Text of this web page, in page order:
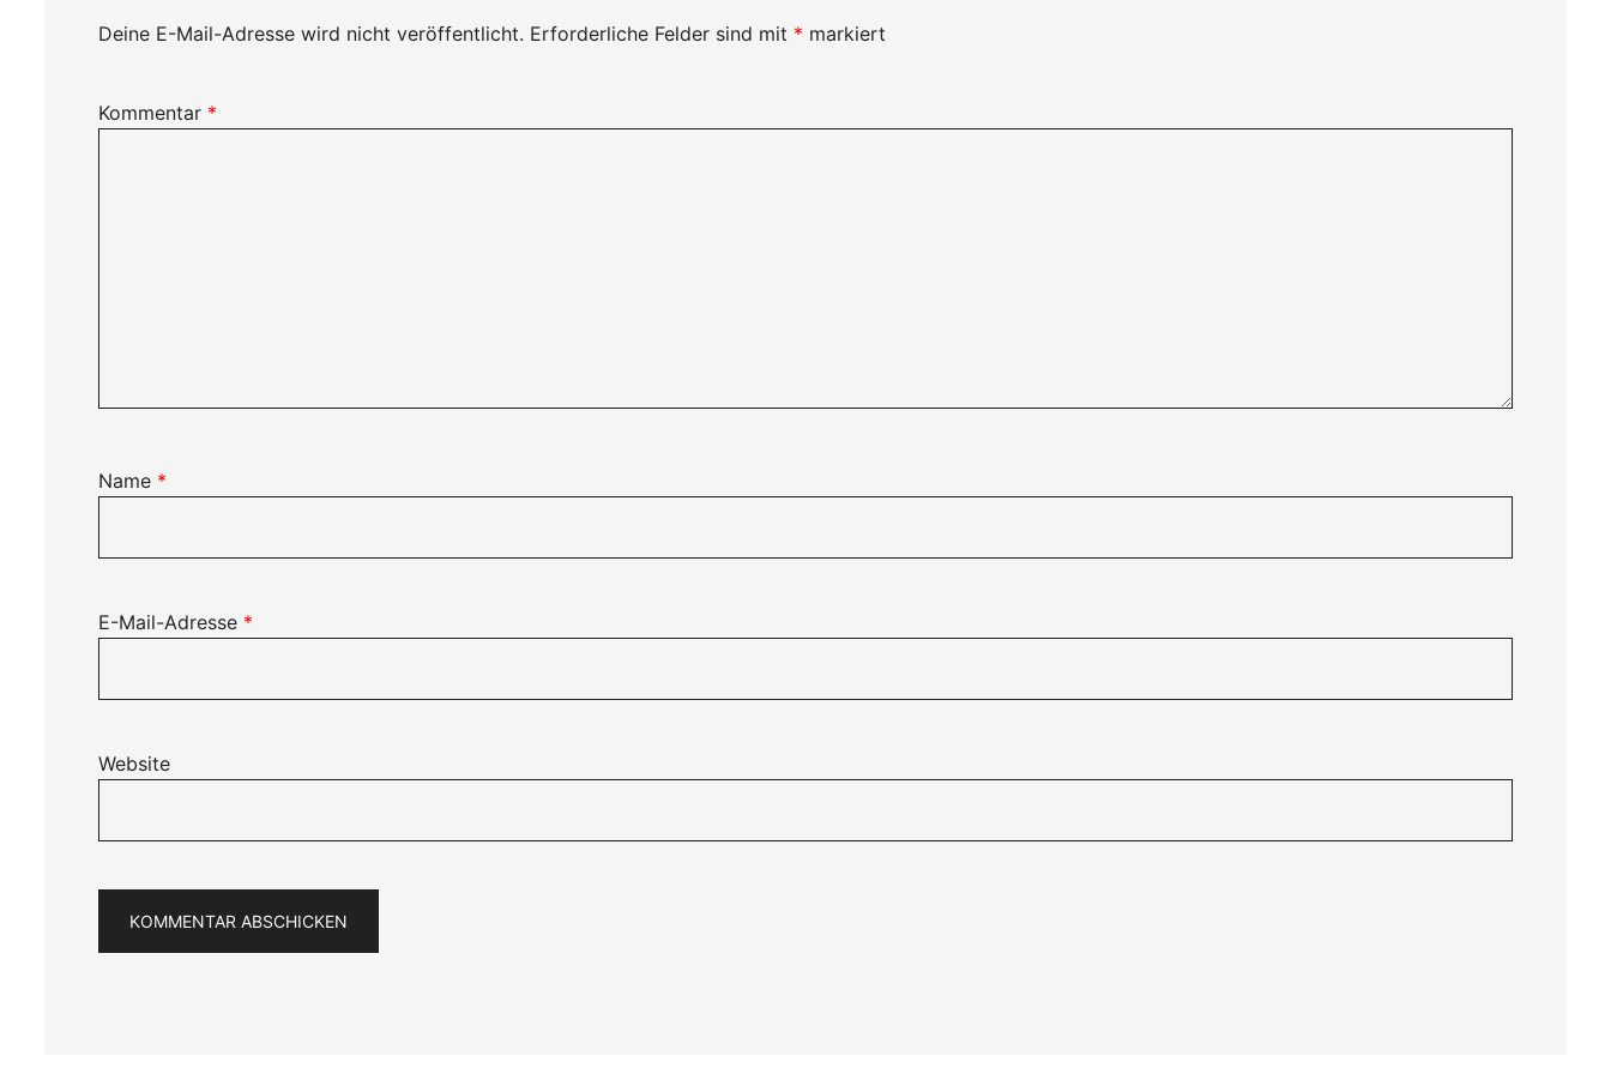
Deine E-Mail-Adresse wird nicht veröffentlicht. Erforderliche Felder sind mit * markiert
Kommentar *
Name *
E-Mail-Adresse *
Website